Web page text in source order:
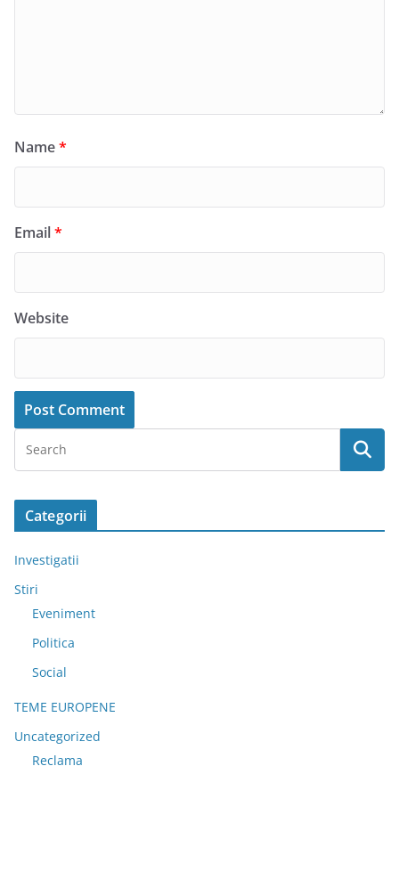
Name*
Email*
Website
Categorii
Investigatii
Stiri
Eveniment
Politica
Social
TEME EUROPENE
Uncategorized
Reclama